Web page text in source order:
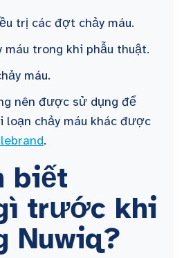
trị các đợt chảy máu.
máu trong khi phẫu thuật.
máu.
nên được sử dụng để
chảy máu khác được
.
biết
trước khi
Nuwiq?